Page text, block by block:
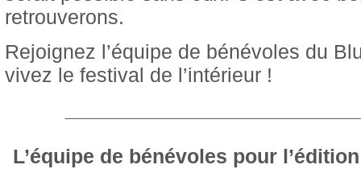
retrouverons.
Rejoignez l’équipe de bénévoles du
vivez le festival de l’intérieur !
L’équipe de bénévoles pour